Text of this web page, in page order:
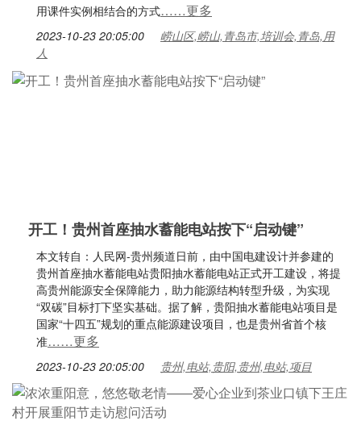
用课件实例相结合的方式……更多
2023-10-23 20:05:00
崂山区,崂山,青岛市,培训会,青岛,用
人
开工！贵州首座抽水蓄能电站按下“启动键”
本文转自：人民网-贵州频道日前，由中国电建设计并参建的
贵州首座抽水蓄能电站贵阳抽水蓄能电站正式开工建设，将提
高贵州能源安全保障能力，助力能源结构转型升级，为实现
“双碳”目标打下坚实基础。据了解，贵阳抽水蓄能电站项目是
国家“十四五”规划的重点能源建设项目，也是贵州省首个核
准……更多
2023-10-23 20:05:00 贵州,电站,贵阳,贵州,电站,项目